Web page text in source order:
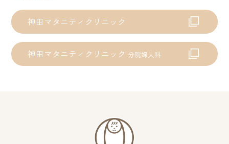
神田マタニティクリニック
神田マタニティクリニック 分院婦人科